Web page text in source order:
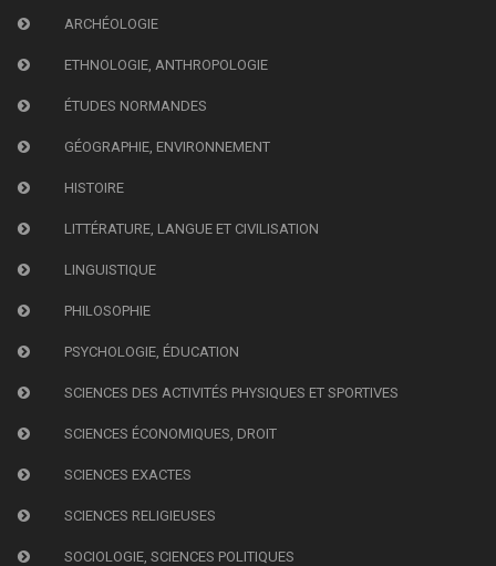
ARCHÉOLOGIE
ETHNOLOGIE, ANTHROPOLOGIE
ÉTUDES NORMANDES
GÉOGRAPHIE, ENVIRONNEMENT
HISTOIRE
LITTÉRATURE, LANGUE ET CIVILISATION
LINGUISTIQUE
PHILOSOPHIE
PSYCHOLOGIE, ÉDUCATION
SCIENCES DES ACTIVITÉS PHYSIQUES ET SPORTIVES
SCIENCES ÉCONOMIQUES, DROIT
SCIENCES EXACTES
SCIENCES RELIGIEUSES
SOCIOLOGIE, SCIENCES POLITIQUES